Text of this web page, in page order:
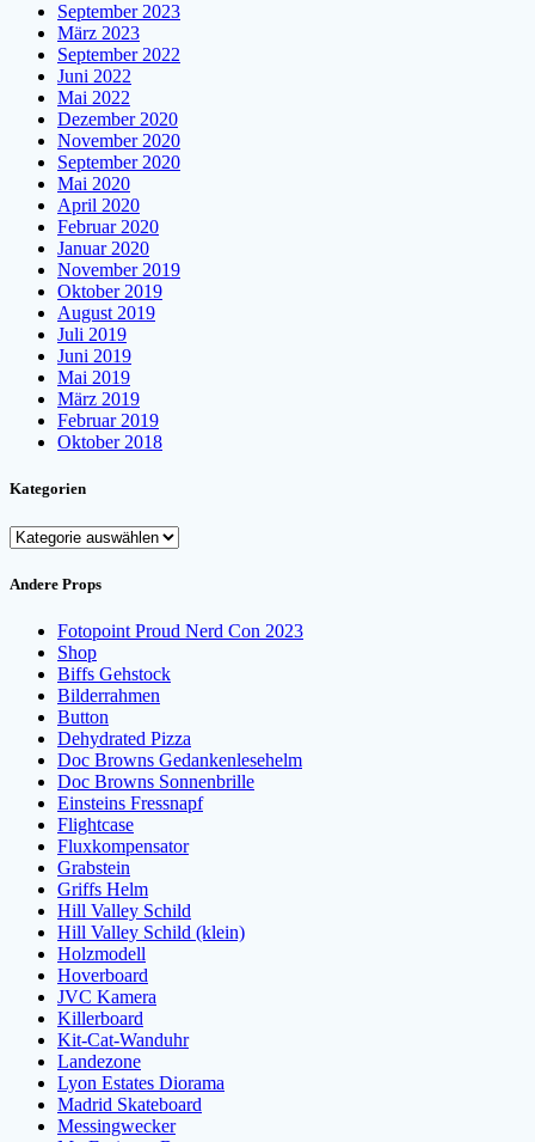
September 2023
März 2023
September 2022
Juni 2022
Mai 2022
Dezember 2020
November 2020
September 2020
Mai 2020
April 2020
Februar 2020
Januar 2020
November 2019
Oktober 2019
August 2019
Juli 2019
Juni 2019
Mai 2019
März 2019
Februar 2019
Oktober 2018
Kategorien
Kategorien
Andere Props
Fotopoint Proud Nerd Con 2023
Shop
Biffs Gehstock
Bilderrahmen
Button
Dehydrated Pizza
Doc Browns Gedankenlesehelm
Doc Browns Sonnenbrille
Einsteins Fressnapf
Flightcase
Fluxkompensator
Grabstein
Griffs Helm
Hill Valley Schild
Hill Valley Schild (klein)
Holzmodell
Hoverboard
JVC Kamera
Killerboard
Kit-Cat-Wanduhr
Landezone
Lyon Estates Diorama
Madrid Skateboard
Messingwecker